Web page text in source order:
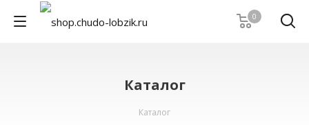
0
Каталог
Каталог